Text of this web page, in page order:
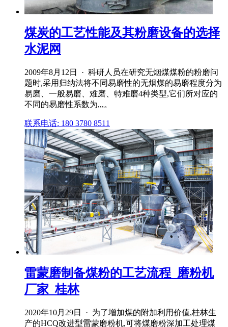
煤炭的工艺性能及其粉磨设备的选择
水泥网
2009年8月12日 · 科研人员在研究无烟煤煤粉的粉磨问
题时,采用归纳法将不同易磨性的无烟煤的易磨程度分为
易磨、一般易磨、难磨、特难磨4种类型,它们所对应的
不同的易磨性系数为,,,。
联系电话: 180 3780 8511
雷蒙磨制备煤粉的工艺流程_磨粉机
厂家_桂林
2020年10月29日 · 为了增加煤的附加利用价值,桂林生
产的HCQ改进型雷蒙磨粉机,可将煤磨粉深加工处理煤